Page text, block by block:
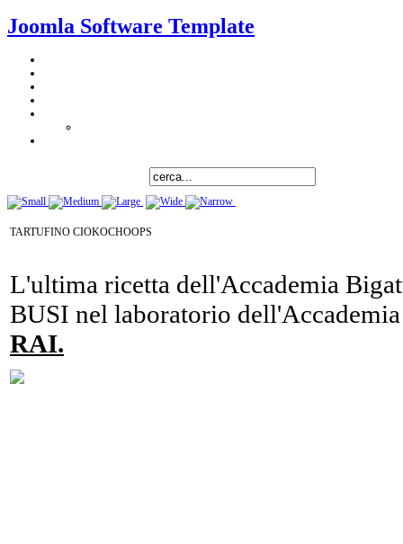
Joomla Software Template
TARTUFINO CIOKOCHOOPS
L'ultima ricetta dell'Accademia
BUSI nel laboratorio
RAI.